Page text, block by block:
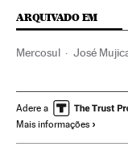
ARQUIVADO EM
Mercosul José
Combustíveis fósseis
América Latina
Adere a
Mais informações